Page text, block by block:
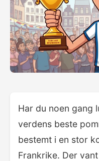
Har du noen gang
verdens beste
bestemt i en stor
Frankrike. Der